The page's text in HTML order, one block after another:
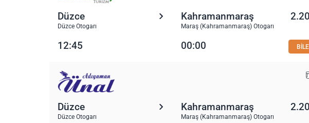
Düzce
Düzce Otogarı
Kahramanmaraş
Maraş (Kahramanmaraş) Otogarı
12:45 00:00
Düzce
Düzce Otogarı
Kahramanmaraş
Maraş (Kahramanmaraş) Otogarı